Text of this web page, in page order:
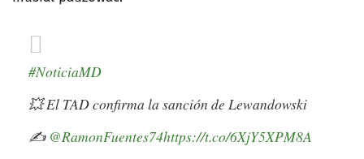
#NoticiaMD
💥 El TAD confirma la sanción de Lewandowski
✍️ @RamonFuentes74https://t.co/6XjY5XPM8A